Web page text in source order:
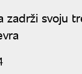
zadrži svoju